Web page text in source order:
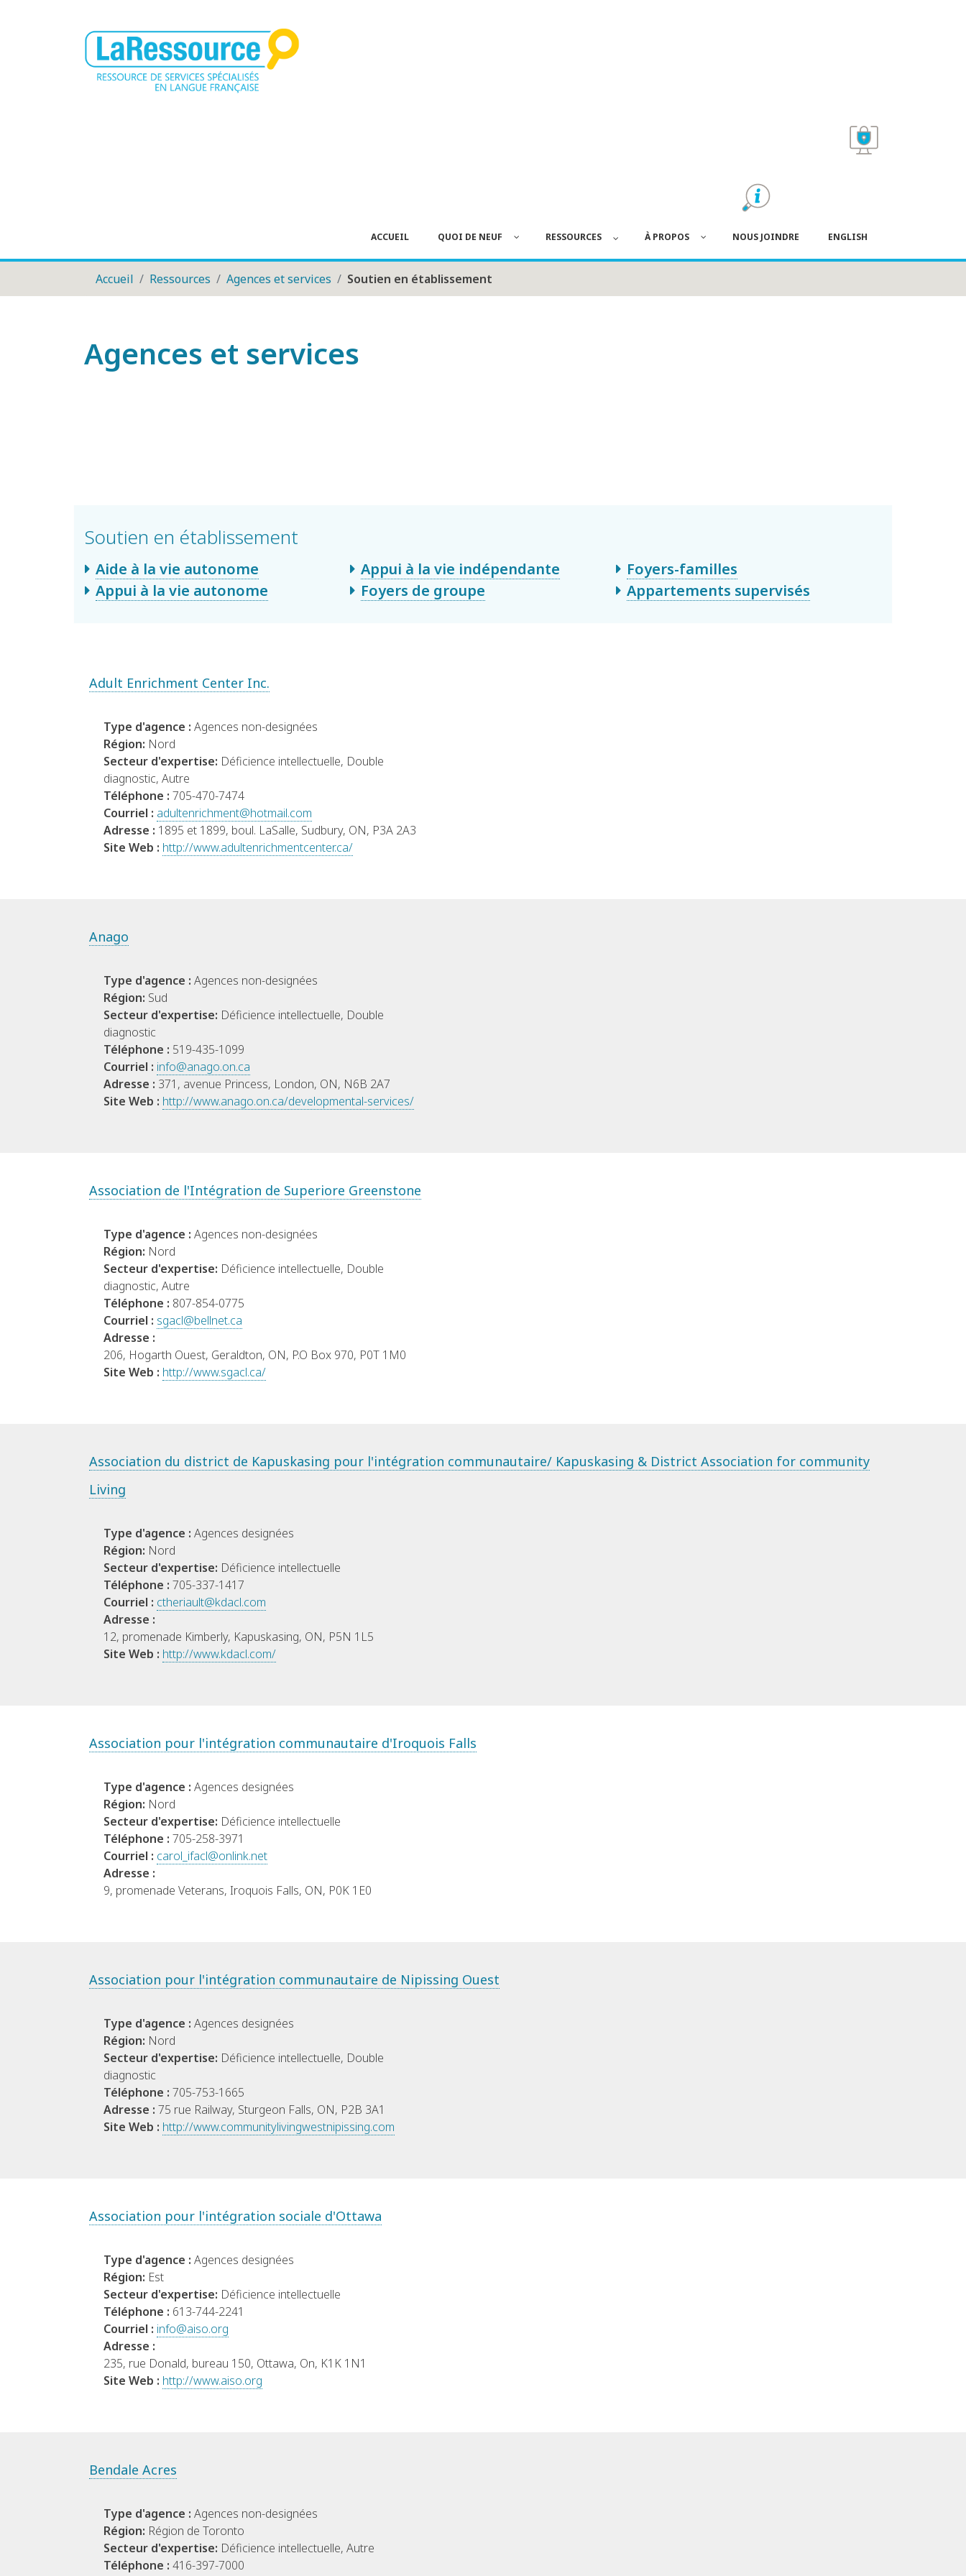
ACCUEIL QUOI DE NEUF RESSOURCES À PROPOS NOUS JOINDRE ENGLISH
Accueil Ressources Agences et services Soutien en établissement
Agences et services
Soutien en établissement
Aide à la vie autonome
Appui à la vie autonome
Appui à la vie indépendante
Foyers de groupe
Foyers-familles
Appartements supervisés
Adult Enrichment Center Inc.
Type d'agence : Agences non-designées
Région: Nord
Secteur d'expertise: Déficience intellectuelle, Double
diagnostic, Autre
Téléphone : 705-470-7474
Courriel : adultenrichment@hotmail.com
Adresse : 1895 et 1899, boul. LaSalle, Sudbury, ON, P3A 2A3
Site Web : http://www.adultenrichmentcenter.ca/
Anago
Type d'agence : Agences non-designées
Région: Sud
Secteur d'expertise: Déficience intellectuelle, Double
diagnostic
Téléphone : 519-435-1099
Courriel : info@anago.on.ca
Adresse : 371, avenue Princess, London, ON, N6B 2A7
Site Web : http://www.anago.on.ca/developmental-services/
Association de l'Intégration de Superiore Greenstone
Type d'agence : Agences non-designées
Région: Nord
Secteur d'expertise: Déficience intellectuelle, Double
diagnostic, Autre
Téléphone : 807-854-0775
Courriel : sgacl@bellnet.ca
Adresse :
206, Hogarth Ouest, Geraldton, ON, P.O Box 970, P0T 1M0
Site Web : http://www.sgacl.ca/
Association du district de Kapuskasing pour l'intégration communautaire/ Kapuskasing & District Association for community
Living
Type d'agence : Agences designées
Région: Nord
Secteur d'expertise: Déficience intellectuelle
Téléphone : 705-337-1417
Courriel : ctheriault@kdacl.com
Adresse :
12, promenade Kimberly, Kapuskasing, ON, P5N 1L5
Site Web : http://www.kdacl.com/
Association pour l'intégration communautaire d'Iroquois Falls
Type d'agence : Agences designées
Région: Nord
Secteur d'expertise: Déficience intellectuelle
Téléphone : 705-258-3971
Courriel : carol_ifacl@onlink.net
Adresse :
9, promenade Veterans, Iroquois Falls, ON, P0K 1E0
Association pour l'intégration communautaire de Nipissing Ouest
Type d'agence : Agences designées
Région: Nord
Secteur d'expertise: Déficience intellectuelle, Double
diagnostic
Téléphone : 705-753-1665
Adresse : 75 rue Railway, Sturgeon Falls, ON, P2B 3A1
Site Web : http://www.communitylivingwestnipissing.com
Association pour l'intégration sociale d'Ottawa
Type d'agence : Agences designées
Région: Est
Secteur d'expertise: Déficience intellectuelle
Téléphone : 613-744-2241
Courriel : info@aiso.org
Adresse :
235, rue Donald, bureau 150, Ottawa, On, K1K 1N1
Site Web : http://www.aiso.org
Bendale Acres
Type d'agence : Agences non-designées
Région: Région de Toronto
Secteur d'expertise: Déficience intellectuelle, Autre
Téléphone : 416-397-7000